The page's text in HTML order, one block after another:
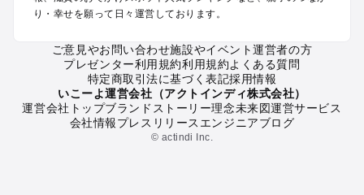
滋賀の定番お出かけスポット
滋賀の動物園
滋賀のバーベキュー
滋賀の釣り
滋賀の牧場
滋賀のプール
り・幸せを願って日々運営しております。
ご意見やお問い合わせ施設やイベント運営者の方
プレゼンター利用規約利用規約よくある質問
特定商取引法に基づく表記採用情報
いこーよ運営会社（アクトインディ株式会社）
運営会社トップブランドストーリー理念未来図運営サービス
会社情報プレスリリース エンジニアブログ
© actindi Inc.